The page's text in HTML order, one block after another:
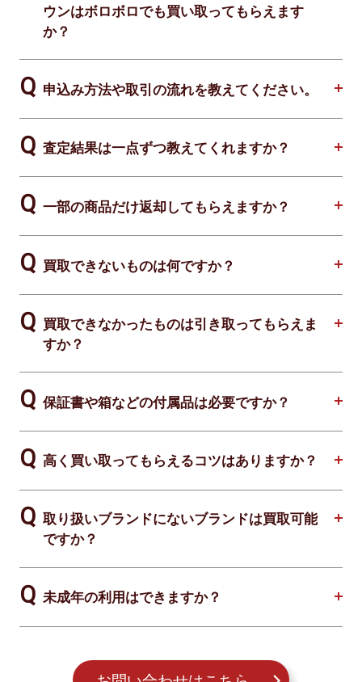
ウンはボロボロでも買い取ってもらえます
か？
申込み方法や取引の流れを教えてください。
査定結果は一点ずつ教えてくれますか？
一部の商品だけ返却してもらえますか？
買取できないものは何ですか？
買取できなかったものは引き取ってもらえま
すか？
保証書や箱などの付属品は必要ですか？
高く買い取ってもらえるコツはありますか？
取り扱いブランドにないブランドは買取可能
ですか？
未成年の利用はできますか？